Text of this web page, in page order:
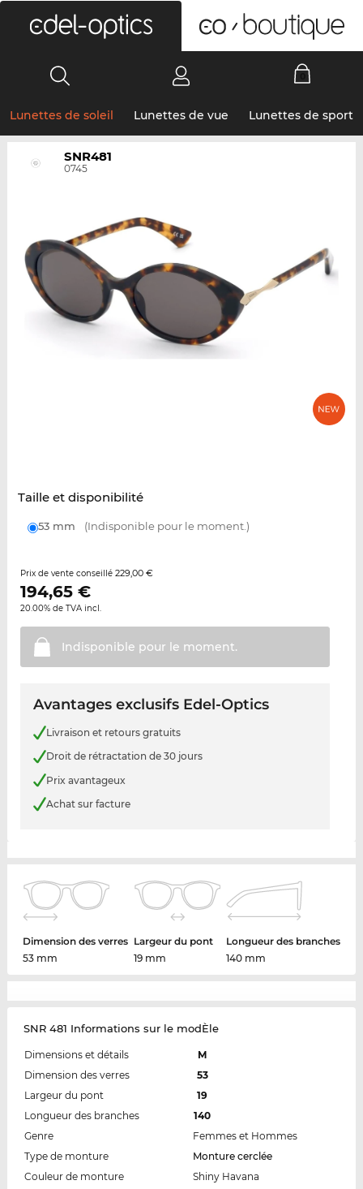
Lunettes de soleil Lunettes de vue Lunettes de sport
SNR481
0745
Taille et disponibilité
53 mm (Indisponible pour le moment.)
Prix de vente conseillé 229,00 €
194,65€
20.00% de TVA incl.
Indisponible pour le moment.
Avantages exclusifs Edel-Optics
Livraison et retours gratuits
Droit de rétractation de 30 jours
Prix avantageux
Achat sur facture
Dimension des verres
53 mm
Largeur du pont
19 mm
Longueur des branches
140 mm
SNR 481 Informations sur le modÈle
Dimensions et détails
M
Dimension des verres
53
Largeur du pont
19
Longueur des branches
140
Genre
Femmes et Hommes
Type de monture
Monture cerclée
Couleur de monture
Shiny Havana